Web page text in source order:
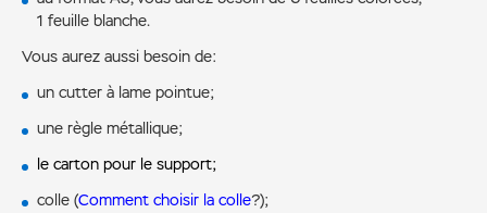
1 feuille blanche.
Vous aurez aussi besoin de:
un cutter à lame pointue;
une règle métallique;
le carton pour le support;
colle (Comment choisir la colle?);